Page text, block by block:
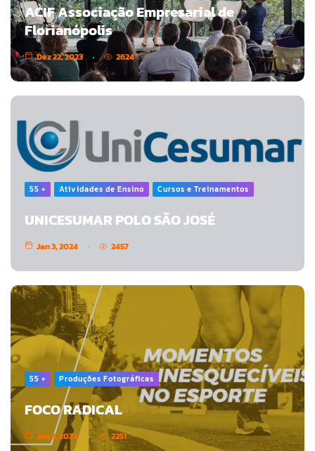
ACIF Associação Empresarial de
Florianópolis
Dez 22, 2023 2624
55 + Atividades de Ensino Cursos e Treinamentos
UNICESUMAR POLO SÃO JOSÉ
Jan 3, 2024 2457
55 + Produções Fotográficas
FOCO RADICAL
Jan 3, 2024 2251